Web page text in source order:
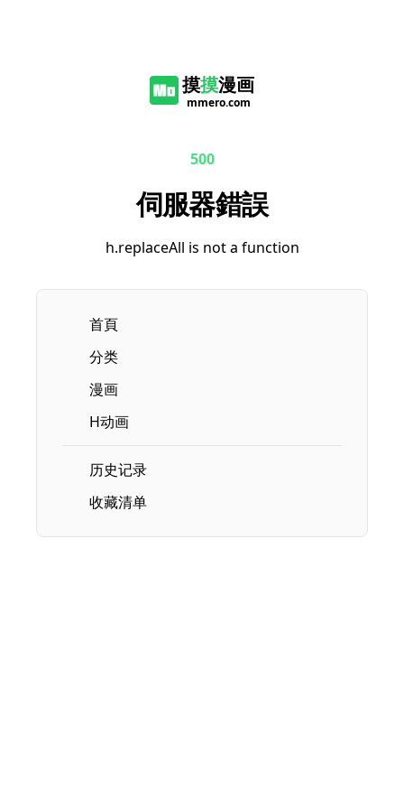
摸摸漫画
mmero.com
500
伺服器錯誤
h.replaceAll is not a function
首頁
分类
漫画
H动画
历史记录
收藏清单